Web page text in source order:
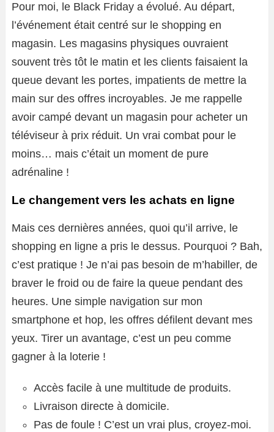
Pour moi, le Black Friday a évolué. Au départ,
l’événement était centré sur le shopping en
magasin. Les magasins physiques ouvraient
souvent très tôt le matin et les clients faisaient la
queue devant les portes, impatients de mettre la
main sur des offres incroyables. Je me rappelle
avoir campé devant un magasin pour acheter un
téléviseur à prix réduit. Un vrai combat pour le
moins… mais c’était un moment de pure
adrénaline !
Le changement vers les achats en ligne
Mais ces dernières années, quoi qu’il arrive, le
shopping en ligne a pris le dessus. Pourquoi ? Bah,
c’est pratique ! Je n’ai pas besoin de m’habiller, de
braver le froid ou de faire la queue pendant des
heures. Une simple navigation sur mon
smartphone et hop, les offres défilent devant mes
yeux. Tirer un avantage, c’est un peu comme
gagner à la loterie !
Accès facile à une multitude de produits.
Livraison directe à domicile.
Pas de foule ! C’est un vrai plus, croyez-moi.